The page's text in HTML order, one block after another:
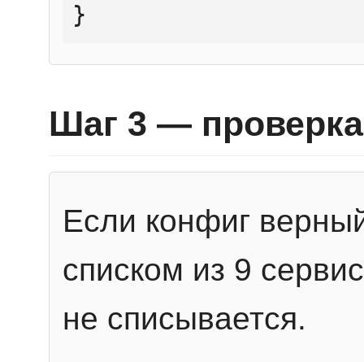
}
Шаг 3 — проверка
Если конфиг
списком из 9
не списывается.